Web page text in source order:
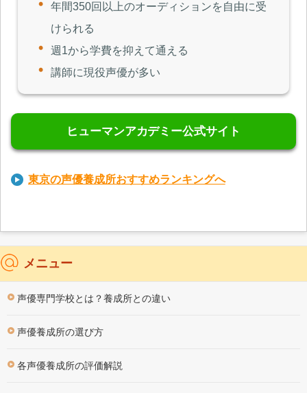
年間350回以上のオーディションを自由に受
けられる
週1から学費を抑えて通える
講師に現役声優が多い
ヒューマンアカデミー公式サイト
東京の声優養成所おすすめランキングへ
メニュー
声優専門学校とは？養成所との違い
声優養成所の選び方
各声優養成所の評価解説